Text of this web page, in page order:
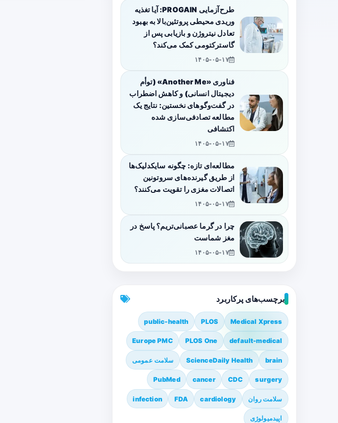
طرح‌آزمایی PROGAIN: آیا تغذیه
وریدی محیطی پروتئین‌بالا به بهبود
تعادل نیتروژن و بازیابی پس از
گاسترکتومی کمک می‌کند؟
۱۴۰۵-۰۵-۱۷
فناوری «Another Me» (توأم
دیجیتال انسانی) و کاهش اضطراب
در گفت‌وگوهای نخستین: نتایج یک
مطالعه تصادفی‌سازی شده
اکتشافی
۱۴۰۵-۰۵-۱۷
مطالعه‌ای تازه: چگونه سایکدلیک‌ها
از طریق گیرنده‌های سروتونین
اتصالات مغزی را تقویت می‌کنند؟
۱۴۰۵-۰۵-۱۷
چرا در گرما عصبانی‌تریم؟ پاسخ در
مغز شماست
۱۴۰۵-۰۵-۱۷
برچسب‌های پرکاربرد
Medical Xpress
PLOS
public-health
default-medical
PLOS One
Europe PMC
brain
ScienceDaily Health سلامت عمومی
surgery
CDC
cancer
PubMed
سلامت روان cardiology
FDA
infection
اپیدمیولوژی